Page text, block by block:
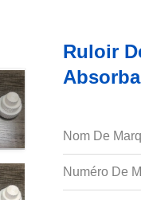
Ruloir
Nom De
Numéro De